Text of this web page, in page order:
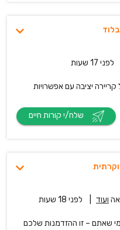
לפני 17 שעות
יציבה עם אפשרויות
ועוד לפני 18 שעות
שאתם – זו ההזדמנות שלכם